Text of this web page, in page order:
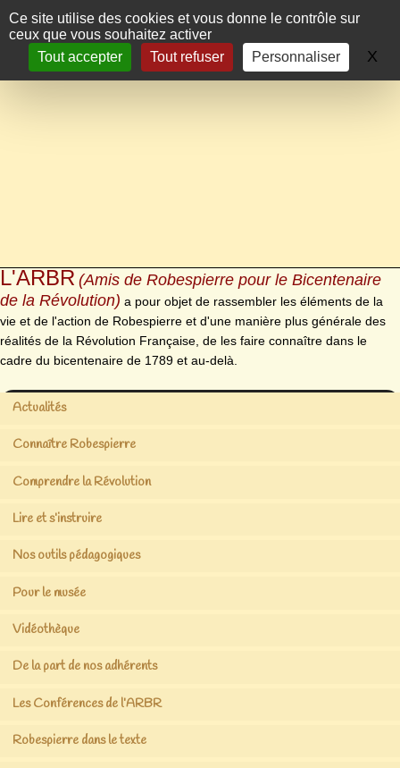
Panneau de gestion des cookies
Ce site utilise des cookies et vous donne le contrôle sur
ceux que vous souhaitez activer
Tout accepter
Tout refuser Personnaliser X
L'ARBR (Amis de Robespierre pour le Bicentenaire
de la Révolution) a pour objet de rassembler les éléments de la
vie et de l'action de Robespierre et d'une manière plus générale des
réalités de la Révolution Française, de les faire connaître dans le
cadre du bicentenaire de 1789 et au-delà.
Actualités
Connaître Robespierre
Comprendre la Révolution
Lire et s’instruire
Nos outils pédagogiques
Pour le musée
Vidéothèque
De la part de nos adhérents
Les Conférences de l’ARBR
Robespierre dans le texte